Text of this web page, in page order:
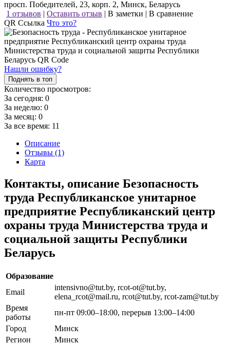
просп. Победителей, 23, корп. 2, Минск, Беларусь
1 отзывов | Оставить отзыв | В заметки | В сравнение
QR Ссылка Что это?
Нашли ошибку?
Поднять в топ
Количество просмотров:
За сегодня: 0
За неделю: 0
За месяц: 0
За все время: 11
Описание
Отзывы (1)
Карта
Контакты, описание Безопасность
труда Республиканское унитарное
предприятие Республиканский центр
охраны труда Министерства труда и
социальной защиты Республики
Беларусь
Образование
Email
intensivno@tut.by, rcot-ot@tut.by,
elena_rcot@mail.ru, rcot@tut.by, rcot-zam@tut.by
Время
работы
пн-пт 09:00–18:00, перерыв 13:00–14:00
Город
Минск
Регион
Минск